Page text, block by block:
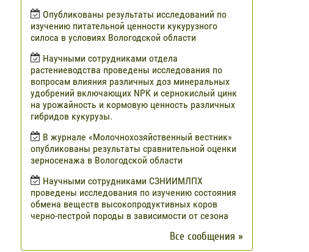
Опубликованы результаты исследований по
изучению питательной ценности кукурузного
силоса в условиях Вологодской области
Научными сотрудниками отдела
растениеводства проведены исследования по
вопросам влияния различных доз минеральных
удобрений включающих NРК и сернокислый цинк
на урожайность и кормовую ценность различных
гибридов кукурузы.
В журнале «Молочнохозяйственный вестник»
опубликованы результаты сравнительной оценки
зерносенажа в Вологодской области
Научными сотрудниками СЗНИИМЛПХ
проведены исследования по изучению состояния
обмена веществ высокопродуктивных коров
черно-пестрой породы в зависимости от сезона
Все сообщения »